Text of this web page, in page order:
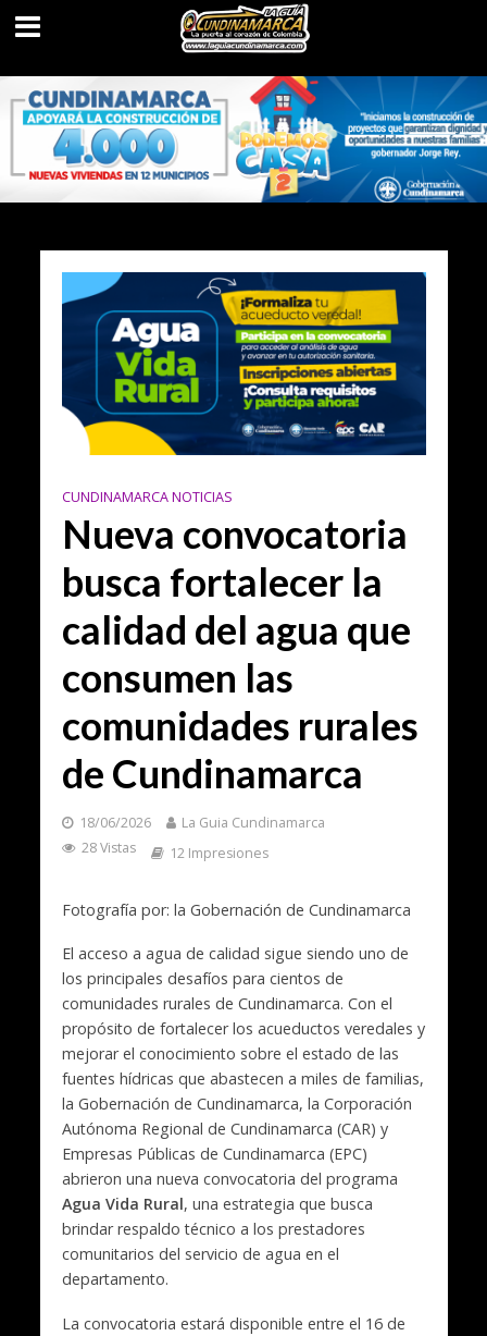
CUNDINAMARCA NOTICIAS
Nueva convocatoria
busca fortalecer la
calidad del agua que
consumen las
comunidades rurales
de Cundinamarca
18/06/2026
La Guia Cundinamarca
28 Vistas
12 Impresiones
Fotografía por: la Gobernación de Cundinamarca
El acceso a agua de calidad sigue siendo uno de
los principales desafíos para cientos de
comunidades rurales de Cundinamarca. Con el
propósito de fortalecer los acueductos veredales y
mejorar el conocimiento sobre el estado de las
fuentes hídricas que abastecen a miles de familias,
la Gobernación de Cundinamarca, la Corporación
Autónoma Regional de Cundinamarca (CAR) y
Empresas Públicas de Cundinamarca (EPC)
abrieron una nueva convocatoria del programa
Agua Vida Rural, una estrategia que busca
brindar respaldo técnico a los prestadores
comunitarios del servicio de agua en el
departamento.
La convocatoria estará disponible entre el 16 de